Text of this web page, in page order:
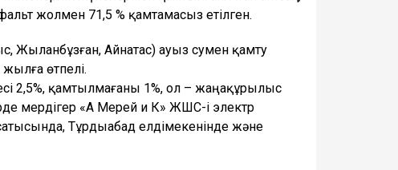
жолмен 71,5 % қамтамасыз етілген.
Жыланбұзған, Айнатас) ауыз сумен қамту
өтпелі.
2,5%, қамтылмағаны 1%, ол – жаңақұрылыс
мердігер «А Мерей и К» ЖШС-і электр
Тұрдыабад елдімекенінде және